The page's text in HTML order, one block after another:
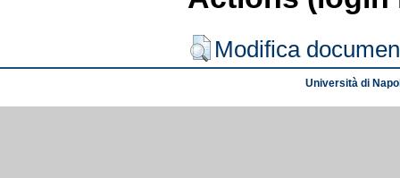
Modifica
Università di